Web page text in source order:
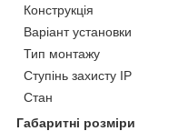
Конструкція
Варіант установки
Тип монтажу
Ступінь захисту IP
Стан
Габаритні розміри